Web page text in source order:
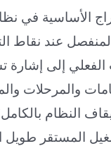
الفعلي إلى
النظام